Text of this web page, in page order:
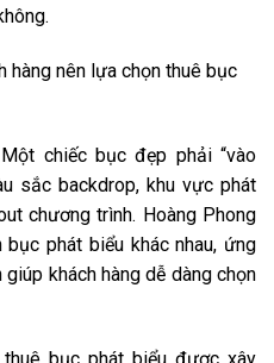
hàng nên lựa chọn thuê bục
Một chiếc bục đẹp phải “vào
sắc backdrop, khu vực phát
chương trình. Hoàng Phong
phát biểu khác nhau, ứng
khách hàng dễ dàng chọn
bục phát biểu được xây